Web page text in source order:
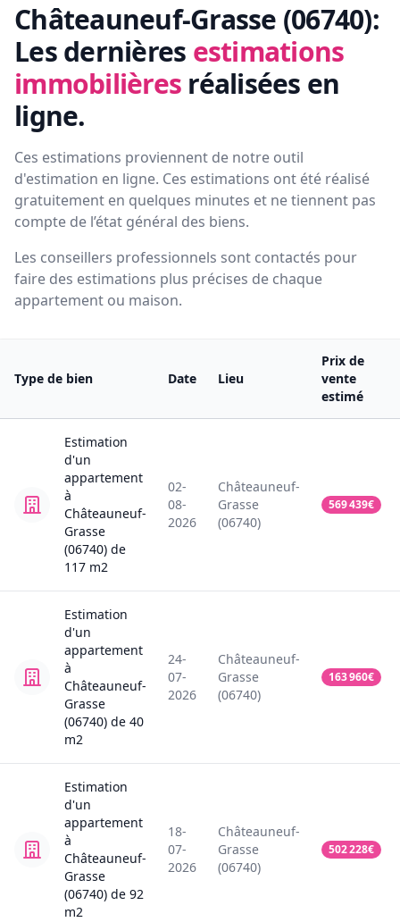
Châteauneuf-Grasse (06740):
Les dernières estimations
immobilières réalisées en
ligne.
Ces estimations proviennent de notre outil
d'estimation en ligne. Ces estimations ont été réalisé
gratuitement en quelques minutes et ne tiennent pas
compte de l’état général des biens.
Les conseillers professionnels sont contactés pour
faire des estimations plus précises de chaque
appartement ou maison.
Type de bien Date Lieu
Prix de
vente
estimé
Estimation
d'un
appartement
à
Châteauneuf-
Grasse
(06740) de
117 m2
02-
08-
2026
Châteauneuf-
Grasse
(06740)
569 439€
Estimation
d'un
appartement
à
Châteauneuf-
Grasse
(06740) de 40
m2
24-
07-
2026
Châteauneuf-
Grasse
(06740)
163 960€
Estimation
d'un
appartement
à
Châteauneuf-
Grasse
(06740) de 92
m2
18-
07-
2026
Châteauneuf-
Grasse
(06740)
502 228€